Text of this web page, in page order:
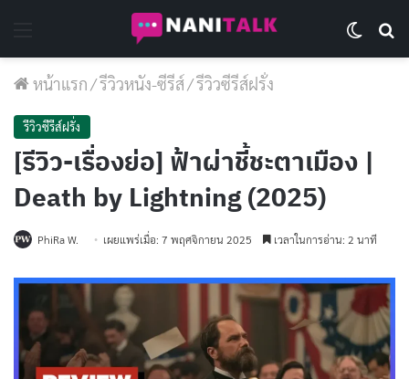
หน้าแรก/รีวิวหนัง-ซีรีส์/รีวิวซีรีส์ฝรั่ง
รีวิวซีรีส์ฝรั่ง
[รีวิว-เรื่องย่อ] ฟ้าผ่าชี้ชะตาเมือง |
Death by Lightning (2025)
PhiRa W. เผยแพร่เมื่อ: 7 พฤศจิกายน 2025 เวลาในการอ่าน: 2 นาที